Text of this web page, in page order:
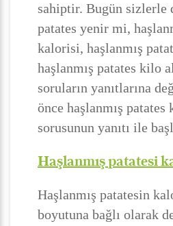
sahiptir. Bugün sizlerle
patates yenir mi,
kalorisi, haşlanmış
haşlanmış patates kilo
soruların yanıtlarına
önce haşlanmış
sorusunun yanıtı ile
Haşlanmış patatesi
Haşlanmış patatesin
boyutuna bağlı olarak